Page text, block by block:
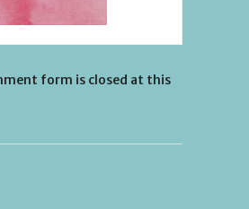
form is closed at this